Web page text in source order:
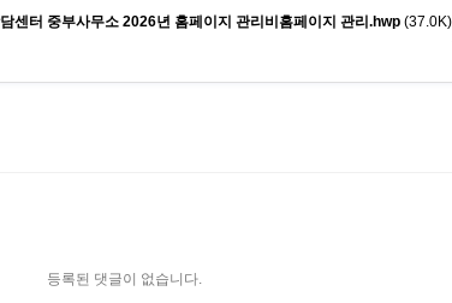
센터 중부사무소 2026년 홈페이지 관리비홈페이지 관리.hwp (37.0K)
등록된 댓글이 없습니다.